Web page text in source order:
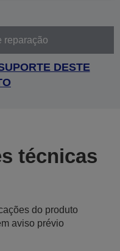
reparação
DESTE
técnicas
do produto
aviso prévio